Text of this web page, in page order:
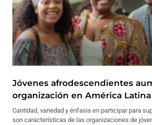
Jóvenes afrodescendientes
organización en América Latina
Cantidad, variedad y énfasis en participar para
son características de las organizaciones de